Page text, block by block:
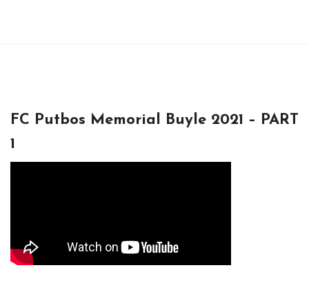
FC Putbos Memorial Buyle 2021 – PART
1